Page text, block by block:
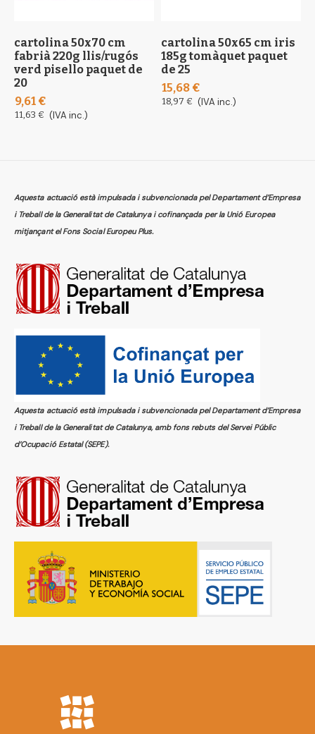
cartolina 50x70 cm
fabrià 220g llis/rugós
verd pisello paquet de
20
9,61 €
11,63 € (IVA inc.)
cartolina 50x65 cm iris
185g tomàquet paquet
de 25
15,68 €
18,97 € (IVA inc.)
Aquesta actuació està impulsada i subvencionada pel Departament d’Empresa
i Treball de la Generalitat de Catalunya i cofinançada per la Unió Europea
mitjançant el Fons Social Europeu Plus.
Aquesta actuació està impulsada i subvencionada pel Departament d’Empresa
i Treball de la Generalitat de Catalunya, amb fons rebuts del Servei Públic
d’Ocupació Estatal (SEPE).